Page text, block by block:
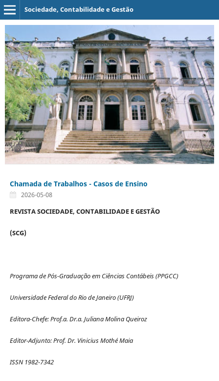
Sociedade, Contabilidade e Gestão
Chamada de Trabalhos - Casos de Ensino
2026-05-08
REVISTA SOCIEDADE, CONTABILIDADE E GESTÃO
(SCG)
Programa de Pós-Graduação em Ciências Contábeis (PPGCC)
Universidade Federal do Rio de Janeiro (UFRJ)
Editora-Chefe: Prof.a. Dr.a. Juliana Molina Queiroz
Editor-Adjunto: Prof. Dr. Vinicius Mothé Maia
ISSN 1982-7342